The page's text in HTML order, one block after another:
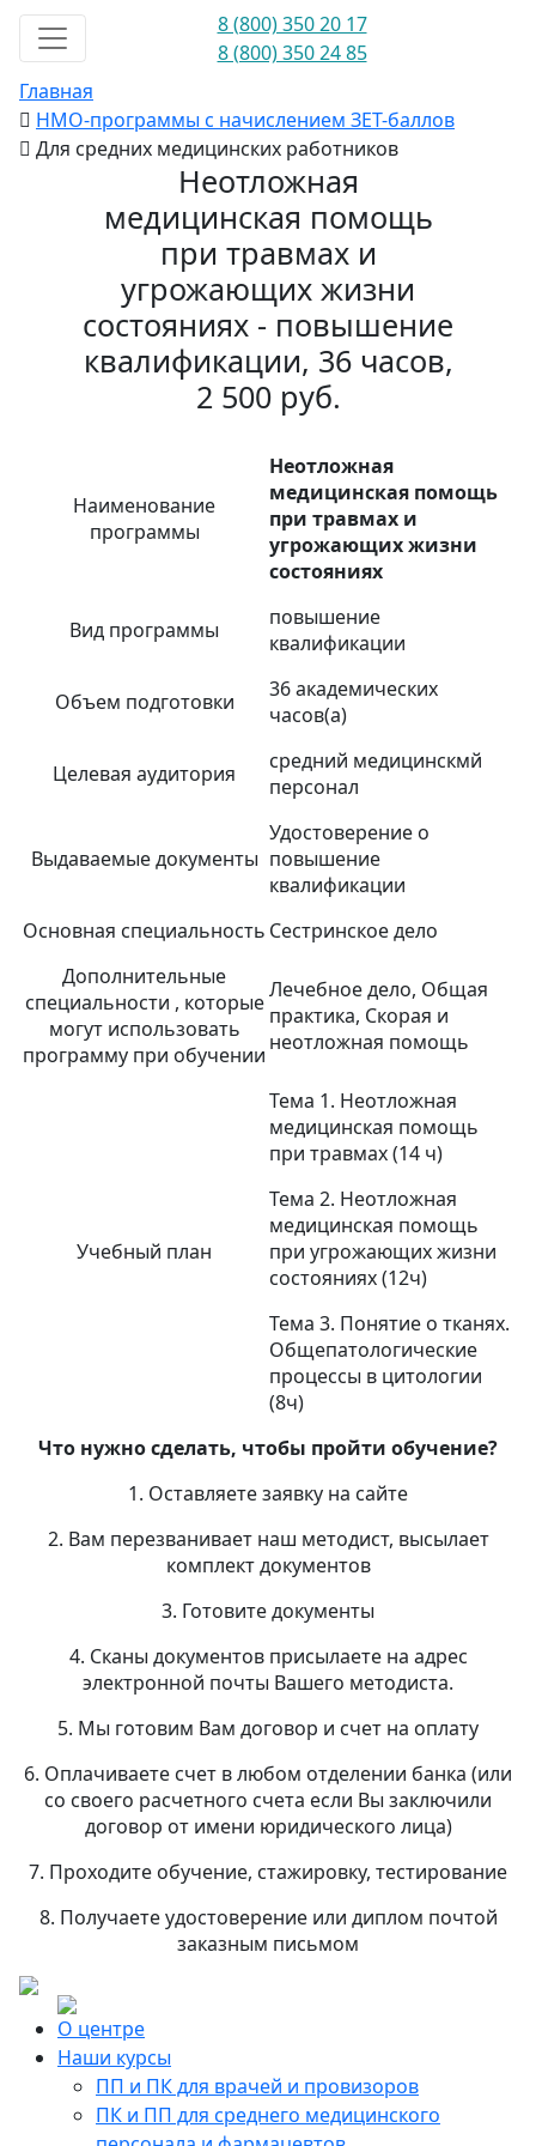
8 (800) 350 20 17
8 (800) 350 24 85
Главная
НМО-программы с начислением ЗЕТ-баллов
Для средних медицинских работников
Неотложная
медицинская помощь
при травмах и
угрожающих жизни
состояниях - повышение
квалификации, 36 часов,
2 500 руб.
Наименование
программы
Неотложная
медицинская помощь
при травмах и
угрожающих жизни
состояниях
Вид программы
повышение
квалификации
Объем подготовки
36 академических
часов(а)
Целевая аудитория
средний медицинскмй
персонал
Выдаваемые документы
Удостоверение о
повышение
квалификации
Основная специальность Сестринское дело
Дополнительные
специальности , которые
могут использовать
программу при обучении
Лечебное дело, Общая
практика, Скорая и
неотложная помощь
Учебный план
Тема 1. Неотложная
медицинская помощь
при травмах (14 ч)
Тема 2. Неотложная
медицинская помощь
при угрожающих жизни
состояниях (12ч)
Тема 3. Понятие о тканях.
Общепатологические
процессы в цитологии
(8ч)
Что нужно сделать, чтобы пройти обучение?
1. Оставляете заявку на сайте
2. Вам перезванивает наш методист, высылает
комплект документов
3. Готовите документы
4. Сканы документов присылаете на адрес
электронной почты Вашего методиста.
5. Мы готовим Вам договор и счет на оплату
6. Оплачиваете счет в любом отделении банка (или
со своего расчетного счета если Вы заключили
договор от имени юридического лица)
7. Проходите обучение, стажировку, тестирование
8. Получаете удостоверение или диплом почтой
заказным письмом
О центре
Наши курсы
ПП и ПК для врачей и провизоров
ПК и ПП для среднего медицинского